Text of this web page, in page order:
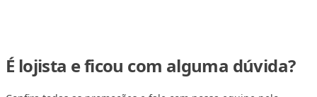
É lojista e ficou com alguma dúvida?